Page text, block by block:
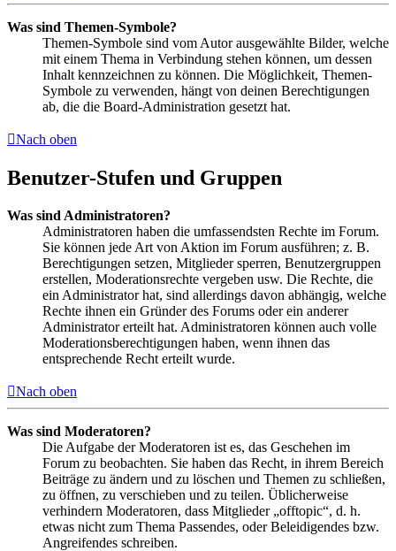
Was sind Themen-Symbole?
Themen-Symbole sind vom Autor ausgewählte Bilder, welche
mit einem Thema in Verbindung stehen können, um dessen
Inhalt kennzeichnen zu können. Die Möglichkeit, Themen-
Symbole zu verwenden, hängt von deinen Berechtigungen
ab, die die Board-Administration gesetzt hat.
Nach oben
Benutzer-Stufen und Gruppen
Was sind Administratoren?
Administratoren haben die umfassendsten Rechte im Forum.
Sie können jede Art von Aktion im Forum ausführen; z. B.
Berechtigungen setzen, Mitglieder sperren, Benutzergruppen
erstellen, Moderationsrechte vergeben usw. Die Rechte, die
ein Administrator hat, sind allerdings davon abhängig, welche
Rechte ihnen ein Gründer des Forums oder ein anderer
Administrator erteilt hat. Administratoren können auch volle
Moderationsberechtigungen haben, wenn ihnen das
entsprechende Recht erteilt wurde.
Nach oben
Was sind Moderatoren?
Die Aufgabe der Moderatoren ist es, das Geschehen im
Forum zu beobachten. Sie haben das Recht, in ihrem Bereich
Beiträge zu ändern und zu löschen und Themen zu schließen,
zu öffnen, zu verschieben und zu teilen. Üblicherweise
verhindern Moderatoren, dass Mitglieder „offtopic“, d. h.
etwas nicht zum Thema Passendes, oder Beleidigendes bzw.
Angreifendes schreiben.